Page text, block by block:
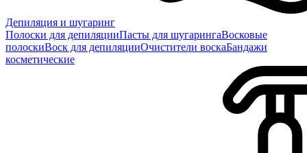
Депиляция и шугаринг
Полоски для депиляцииПасты для шугарингаВосковые
полоскиВоск для депиляцииОчистители воскаБандажи
косметические